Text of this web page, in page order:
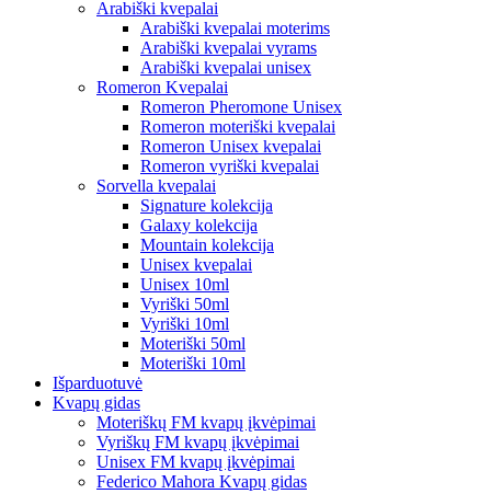
Arabiški kvepalai
Arabiški kvepalai moterims
Arabiški kvepalai vyrams
Arabiški kvepalai unisex
Romeron Kvepalai
Romeron Pheromone Unisex
Romeron moteriški kvepalai
Romeron Unisex kvepalai
Romeron vyriški kvepalai
Sorvella kvepalai
Signature kolekcija
Galaxy kolekcija
Mountain kolekcija
Unisex kvepalai
Unisex 10ml
Vyriški 50ml
Vyriški 10ml
Moteriški 50ml
Moteriški 10ml
Išparduotuvė
Kvapų gidas
Moteriškų FM kvapų įkvėpimai
Vyriškų FM kvapų įkvėpimai
Unisex FM kvapų įkvėpimai
Federico Mahora Kvapų gidas